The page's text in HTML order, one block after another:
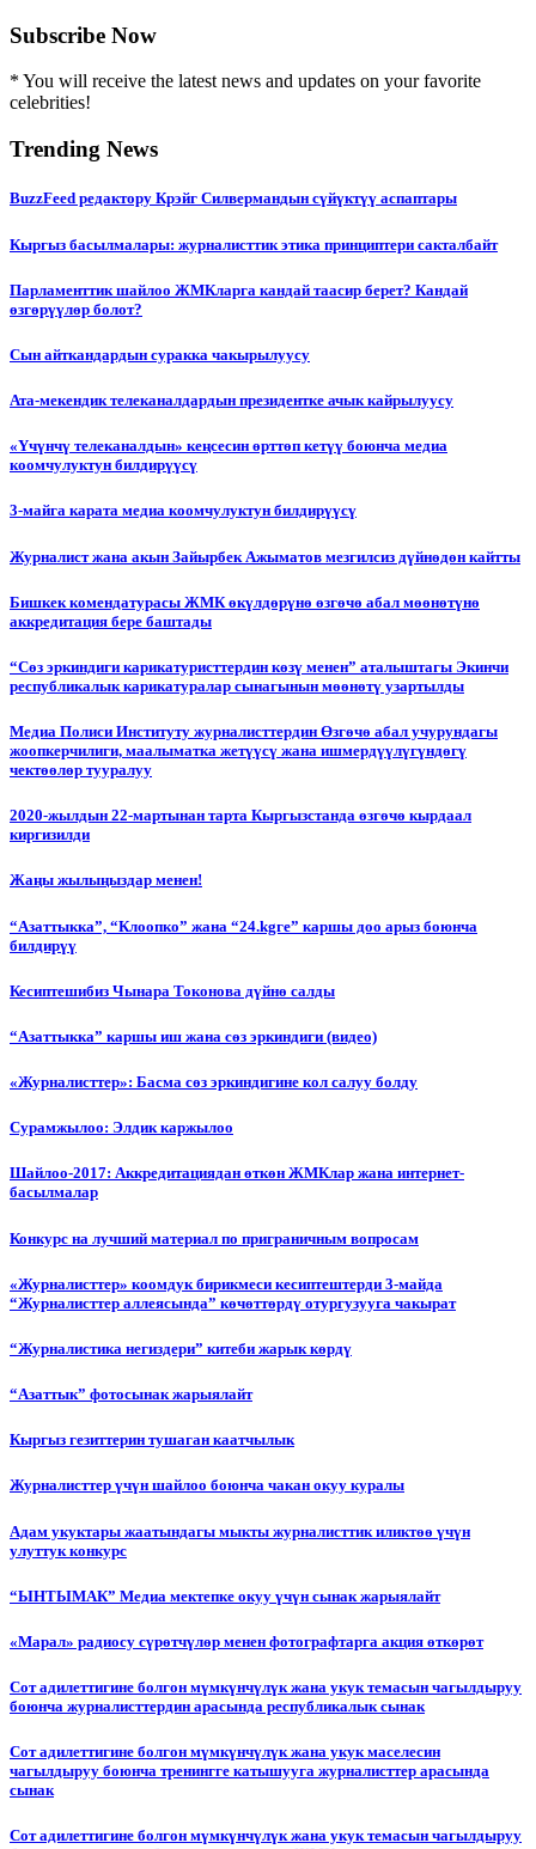
Subscribe Now
* You will receive the latest news and updates on your favorite
celebrities!
Trending News
BuzzFeed редактору Крэйг Силвермандын сүйүктүү аспаптары
Кыргыз басылмалары: журналисттик этика принциптери сакталбайт
Парламенттик шайлоо ЖМКларга кандай таасир берет? Кандай
өзгөрүүлөр болот?
Сын айткандардын суракка чакырылуусу
Ата-мекендик телеканалдардын президентке ачык кайрылуусу
«Үчүнчү телеканалдын» кеңсесин өрттөп кетүү боюнча медиа
коомчулуктун билдирүүсү
3-майга карата медиа коомчулуктун билдирүүсү
Журналист жана акын Зайырбек Ажыматов мезгилсиз дүйнөдөн кайтты
Бишкек комендатурасы ЖМК өкүлдөрүнө өзгөчө абал мөөнөтүнө
аккредитация бере баштады
“Сөз эркиндиги карикатуристтердин көзү менен” аталыштагы Экинчи
республикалык карикатуралар сынагынын мөөнөтү узартылды
Медиа Полиси Институту журналисттердин Өзгөчө абал учурундагы
жоопкерчилиги, маалыматка жетүүсү жана ишмердүүлүгүндөгү
чектөөлөр тууралуу
2020-жылдын 22-мартынан тарта Кыргызстанда өзгөчө кырдаал
киргизилди
Жаңы жылыңыздар менен!
“Азаттыкка”, “Клоопко” жана “24.kgге” каршы доо арыз боюнча
билдирүү
Кесиптешибиз Чынара Токонова дүйнө салды
“Азаттыкка” каршы иш жана сөз эркиндиги (видео)
«Журналисттер»: Басма сөз эркиндигине кол салуу болду
Сурамжылоо: Элдик каржылоо
Шайлоо-2017: Аккредитациядан өткөн ЖМКлар жана интернет-
басылмалар
Конкурс на лучший материал по приграничным вопросам
«Журналисттер» коомдук бирикмеси кесиптештерди 3-майда
“Журналисттер аллеясында” көчөттөрдү отургузууга чакырат
“Журналистика негиздери” китеби жарык көрдү
“Азаттык” фотосынак жарыялайт
Кыргыз гезиттерин тушаган каатчылык
Журналисттер үчүн шайлоо боюнча чакан окуу куралы
Адам укуктары жаатындагы мыкты журналисттик иликтөө үчүн
улуттук конкурс
“ЫНТЫМАК” Медиа мектепке окуу үчүн сынак жарыялайт
«Марал» радиосу сүрөтчүлөр менен фотографтарга акция өткөрөт
Сот адилеттигине болгон мүмкүнчүлүк жана укук темасын чагылдыруу
боюнча журналисттердин арасында республикалык сынак
Сот адилеттигине болгон мүмкүнчүлүк жана укук маселесин
чагылдыруу боюнча тренингге катышууга журналисттер арасында
сынак
Сот адилеттигине болгон мүмкүнчүлүк жана укук темасын чагылдыруу